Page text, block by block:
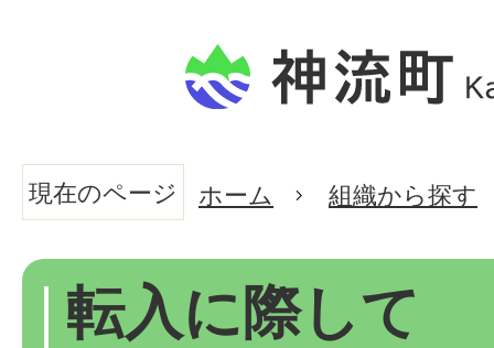
現在のページ ホーム 組織から探す
転入に際して